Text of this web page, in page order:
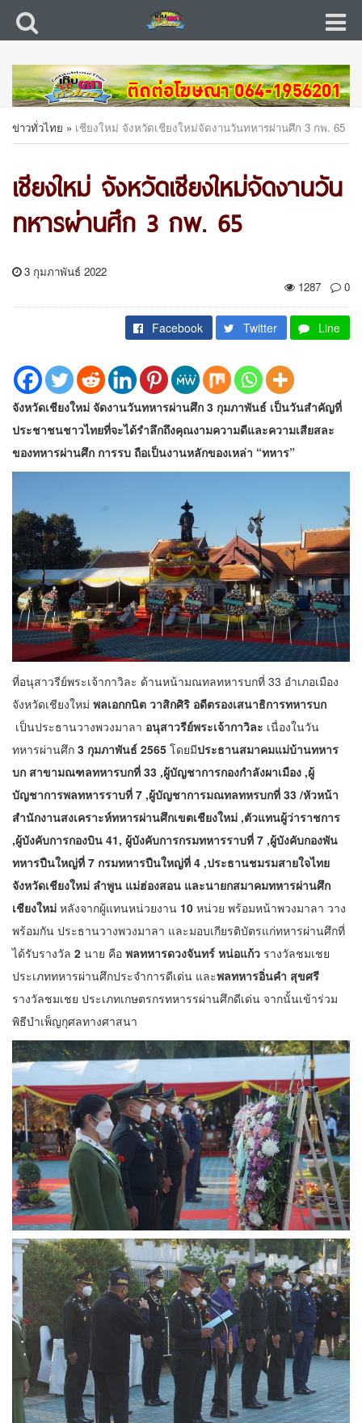
ข่าวทั่วไทย » เชียงใหม่ จังหวัดเชียงใหม่จัดงานวันทหารผ่านศึก 3 กพ. 65
เชียงใหม่ จังหวัดเชียงใหม่จัดงานวัน
ทหารผ่านศึก 3 กพ. 65
3 กุมภาพันธ์ 2022
1287
0
Facebook Twitter Line
จังหวัดเชียงใหม่ จัดงานวันทหารผ่านศึก 3 กุมภาพันธ์ เป็นวันสำคัญที่
ประชาชนชาวไทยที่จะได้รำลึกถึงคุณงามความดีและความเสียสละ
ของทหารผ่านศึก การรบ ถือเป็นงานหลักของเหล่า “ทหาร”
ที่อนุสาวรีย์พระเจ้ากาวิละ ด้านหน้ามณทลทหารบกที่ 33 อำเภอเมือง
จังหวัดเชียงใหม่ พลเอกกนิต วาสิกศิริ อดีตรองเสนาธิการทหารบก
เป็นประธานวางพวงมาลา อนุสาวรีย์พระเจ้ากาวิละ เนื่องในวัน
ทหารผ่านศึก 3 กุมภาพันธ์ 2565 โดยมีประธานสมาคมแม่บ้านทหาร
บก สาขามณฑลทหารบกที่ 33 ,ผู้บัญชาการกองกำลังผาเมือง ,ผู้
บัญชาการพลทหารราบที่ 7 ,ผู้บัญชาการมณทลทหรบกที่ 33 /หัวหน้า
สำนักงานสงเคราะห์ทหารผ่านศึกเขตเชียงใหม่ ,ตัวแทนผู้ว่าราชการ
,ผู้บังคับการกองบิน 41, ผู้บังคับการกรมทหารราบที่ 7 ,ผู้บังคับกองพัน
ทหารปืนใหญ่ที่ 7 กรมทหารปืนใหญ่ที่ 4 ,ประธานชมรมสายใจไทย
จังหวัดเชียงใหม่ ลำพูน แม่ฮ่องสอน และนายกสมาคมทหารผ่านศึก
เชียงใหม่ หลังจากผู้แทนหน่วยงาน 10 หน่วย พร้อมหน้าพวงมาลา วาง
พร้อมกัน ประธานวางพวงมาลา และมอบเกียรติบัตรแก่ทหารผ่านศึกที่
ได้รับรางวัล 2 นาย คือ พลทหารดวงจันทร์ หน่อแก้ว รางวัลชมเชย
ประเภททหารผ่านศึกประจำการดีเด่น และพลทหารอิ่นคำ สุขศรี
รางวัลชมเชย ประเภทเกษตรกรทหารรผ่านศึกดีเด่น จากนั้นเข้าร่วม
พิธีบำเพ็ญกุศลทางศาสนา